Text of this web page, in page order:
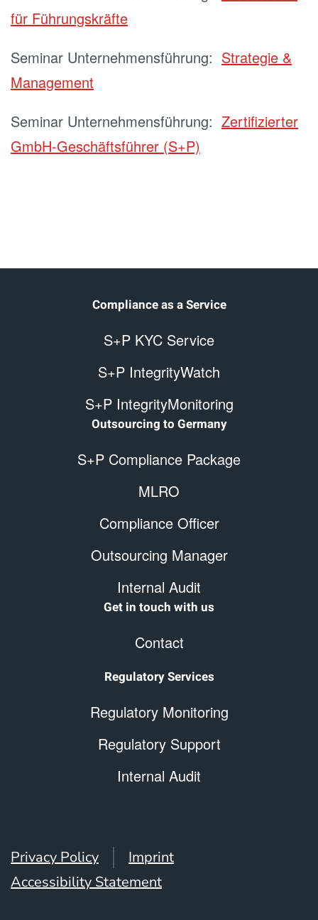
für Führungskräfte
Seminar Unternehmensführung: Strategie &
Management
Seminar Unternehmensführung: Zertifizierter
GmbH-Geschäftsführer (S+P)
Compliance as a Service
S+P KYC Service
S+P IntegrityWatch
S+P IntegrityMonitoring
Outsourcing to Germany
S+P Compliance Package
MLRO
Compliance Officer
Outsourcing Manager
Internal Audit
Get in touch with us
Contact
Regulatory Services
Regulatory Monitoring
Regulatory Support
Internal Audit
Privacy Policy
Imprint
Accessibility Statement